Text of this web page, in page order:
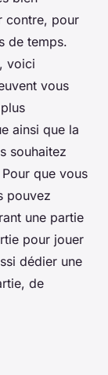
contre, pour
de temps.
voici
vous
ainsi que la
souhaitez
que vous
pouvez
une partie
pour jouer
dédier une
de